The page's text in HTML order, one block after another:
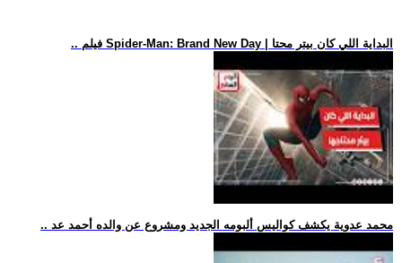
.. فيلم Spider-Man: Brand New Day | البداية اللي كان بيتر محتا
.. محمد عدوية يكشف كواليس ألبومه الجديد ومشروع عن والده أحمد عد